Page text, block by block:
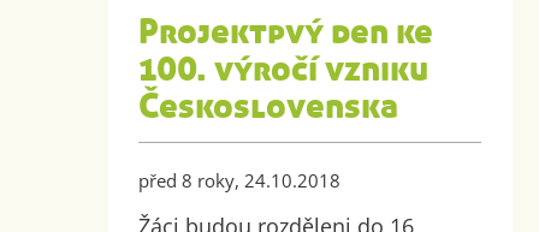
Projektpvý den ke
100. výročí vzniku
Československa
před 8 roky, 24.10.2018
Žáci budou rozděleni do 16